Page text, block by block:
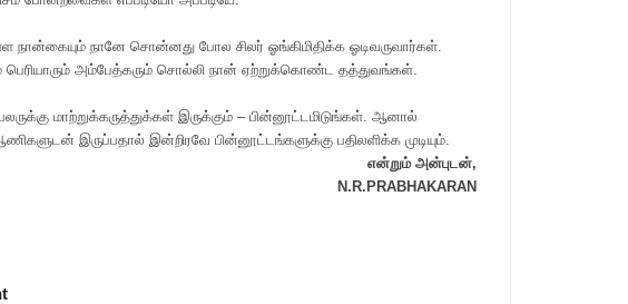
நான்கையும் நானே சொன்னது போல சிலர் ஓங்கிமிதிக்க ஓடிவருவார்கள்.
அம்பேத்கரும் சொல்லி நான் ஏற்றுக்கொண்ட தத்துவங்கள்.
மாற்றுக்கருத்துக்கள் இருக்கும் –பின்னூட்டமிடுங்கள். ஆனால்
இருப்பதால் இன்றிரவே பின்னூட்டங்களுக்கு பதிலளிக்க முடியும்.
என்றும் அன்புடன்,
N.R.PRABHAKARAN